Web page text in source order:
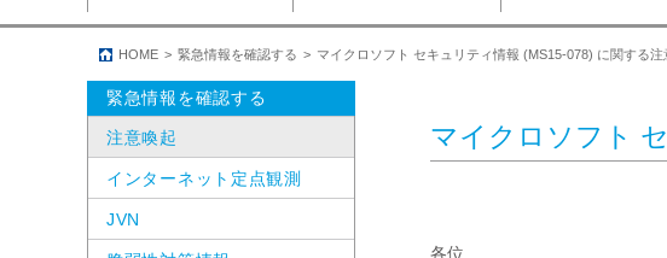
HOME 緊急情報を確認する マイクロソフト セキュリティ情報 (MS15-078) に関する注
マイクロソフト
各位
緊急情報を確認する
注意喚起
インターネット定点観測
JVN